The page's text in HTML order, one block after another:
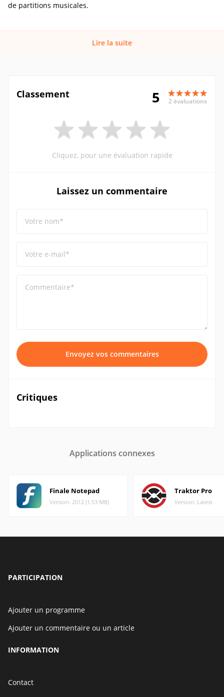
de partitions musicales.
Lire la suite
Classement 5 2 évaluations
Cliquez, pour une évaluation rapide
Laissez un commentaire
Votre nom*
Votre e-mail*
Commentaire*
Envoyez vos commentaires
Critiques
Applications connexes
Finale Notepad
Version: 2012 (1.53 MB)
Traktor Pro
Version: Latest
PARTICIPATION
Ajouter un programme
Ajouter un commentaire ou un article
INFORMATION
Contact